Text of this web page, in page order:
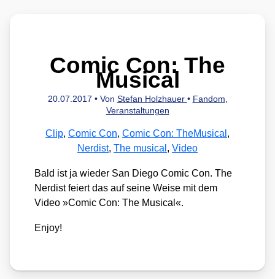
Comic Con: The
Musical
20.07.2017 • Von Stefan Holzhauer • Fandom,
Veranstaltungen
Clip, Comic Con, Comic Con: TheMusical ,
Nerdist, The musical , Video
Bald ist ja wie­der San Die­go Comic Con. The
Ner­dist fei­ert das auf sei­ne Wei­se mit dem
Video »Comic Con: The Musi­cal«.
Enjoy!